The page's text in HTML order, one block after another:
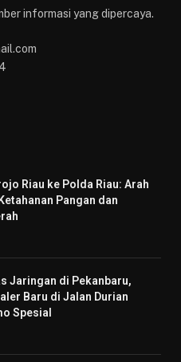
informasi yang dipercaya.
Riau ke Polda Riau: Arah
Pangan dan
Jaringan di Pekanbaru,
Baru di Jalan Durian
Spesial